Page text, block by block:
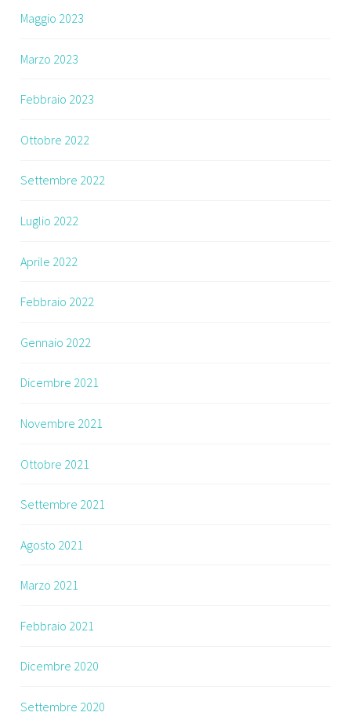
Maggio 2023
Marzo 2023
Febbraio 2023
Ottobre 2022
Settembre 2022
Luglio 2022
Aprile 2022
Febbraio 2022
Gennaio 2022
Dicembre 2021
Novembre 2021
Ottobre 2021
Settembre 2021
Agosto 2021
Marzo 2021
Febbraio 2021
Dicembre 2020
Settembre 2020